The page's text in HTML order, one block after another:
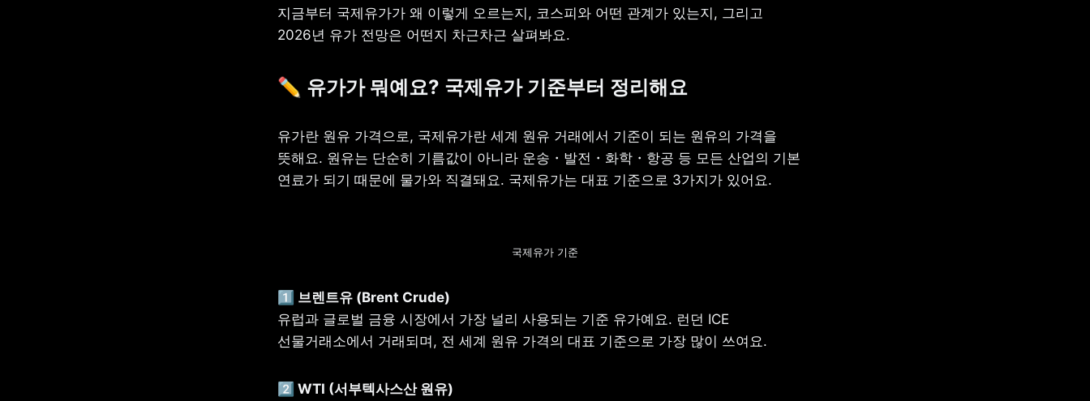
지금부터 국제유가가 왜 이렇게 오르는지, 코스피와 어떤 관계가 있는지, 그리고
2026년 유가 전망은 어떤지 차근차근 살펴봐요.
✏️ 유가가 뭐예요? 국제유가 기준부터 정리해요
유가란 원유 가격으로, 국제유가란 세계 원유 거래에서 기준이 되는 원유의 가격을
뜻해요. 원유는 단순히 기름값이 아니라 운송・발전・화학・항공 등 모든 산업의 기본
연료가 되기 때문에 물가와 직결돼요. 국제유가는 대표 기준으로 3가지가 있어요.
국제유가 기준
유럽과 글로벌 금융 시장에서 가장 널리 사용되는 기준 유가예요. 런던 ICE
선물거래소에서 거래되며, 전 세계 원유 가격의 대표 기준으로 가장 많이 쓰여요.